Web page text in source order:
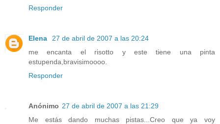
Responder
Elena
27 de abril de 2007 a las 20:24
me encanta el risotto y este tiene una pinta
estupenda,bravisimoooo.
Responder
Anónimo 27 de abril de 2007 a las 21:29
Me estás dando muchas pistas...Creo que ya voy